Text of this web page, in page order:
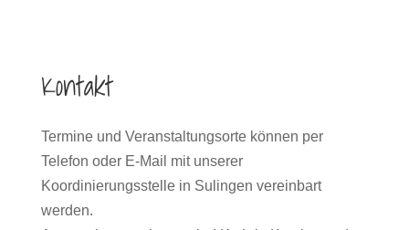
Kontakt
Termine und Veranstaltungsorte können per
Telefon oder E-Mail mit unserer
Koordinierungsstelle in Sulingen vereinbart
werden.